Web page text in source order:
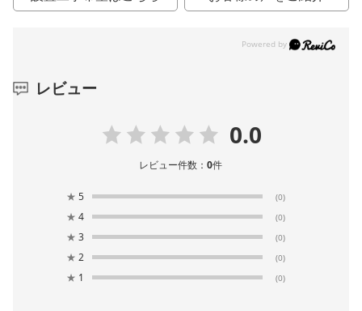
レビュー
0.0
レビュー件数：0件
★ 5 (0)
★ 4 (0)
★ 3 (0)
★ 2 (0)
★ 1 (0)